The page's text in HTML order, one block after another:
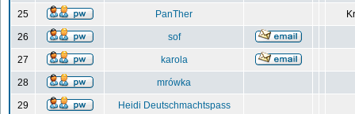
25 PanTher
26 sof
27 karola
28 mrówka
29 Heidi Deutschmachtspass